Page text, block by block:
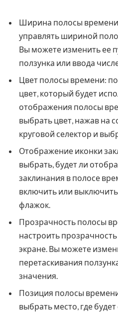
Ширина полосы
управлять шириной
Вы можете изменить ее
ползунка или ввода
Цвет полосы времени:
цвет, который будет
отображения полосы
выбрать цвет, нажав на
круговой селектор и
Отображение иконки
выбрать, будет ли
заклинания в полосе
включить или
флажок.
Прозрачность полосы
настроить
экране. Вы можете
перетаскивания
значения.
Позиция полосы
выбрать место, где